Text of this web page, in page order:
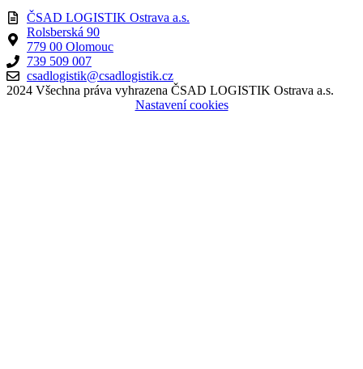
ČSAD LOGISTIK Ostrava a.s.
Rolsberská 90
779 00 Olomouc
739 509 007
csadlogistik@csadlogistik.cz
2024 Všechna práva vyhrazena ČSAD LOGISTIK Ostrava a.s.
Nastavení cookies